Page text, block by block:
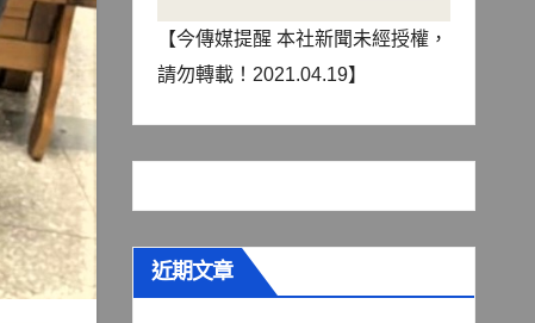
【今傳媒提醒 本社新聞未經授權，
請勿轉載！2021.04.19】
近期文章